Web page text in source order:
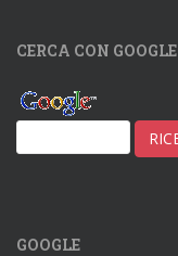
CERCA CON GOOGLE
GOOGLE